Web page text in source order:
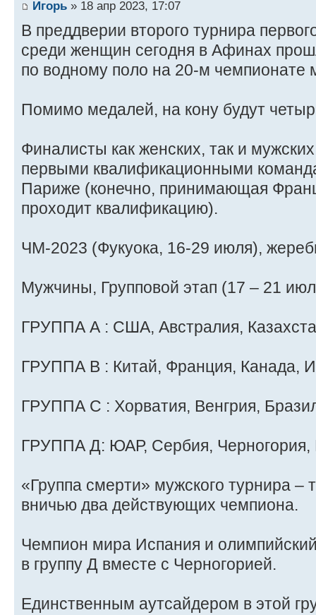
Игорь » 18 апр 2023, 17:07
В преддверии второго турнира
среди женщин сегодня в Афинах
по водному поло на 20-м чемпионате
Помимо медалей, на кону будут
Финалисты как женских, так и
первыми квалификационными
Париже (конечно, принимающая
проходит квалификацию).
ЧМ-2023 (Фукуока, 16-29 июля),
Мужчины, Групповой этап (17 – 21
ГРУППА A : США, Австралия,
ГРУППА B : Китай, Франция, Канада,
ГРУППА C : Хорватия, Венгрия,
ГРУППА Д: ЮАР, Сербия, Черногория,
«Группа смерти» мужского турнира –
вничью два действующих чемпиона.
Чемпион мира Испания и
в группу Д вместе с Черногорией.
Единственным аутсайдером в этой